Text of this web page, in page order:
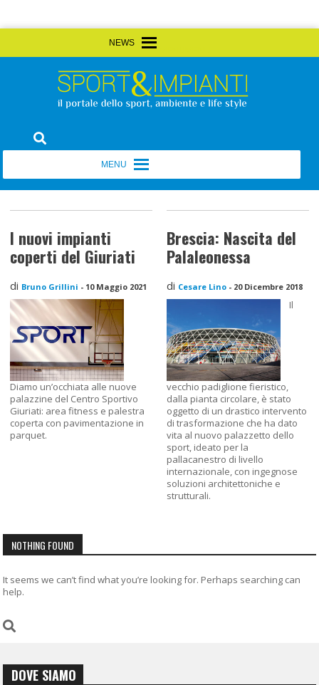
to
Sport&Impianti
I nuovi impianti
coperti del Giuriati
di Bruno Grillini - 10 Maggio 2021
Diamo un’occhiata alle nuove
palazzine del Centro Sportivo
Giuriati: area fitness e palestra
coperta con pavimentazione in
parquet.
Brescia: Nascita del
Palaleonessa
di Cesare Lino - 20 Dicembre 2018
Il
vecchio padiglione fieristico,
dalla pianta circolare, è stato
oggetto di un drastico intervento
di trasformazione che ha dato
vita al nuovo palazzetto dello
sport, ideato per la
pallacanestro di livello
internazionale, con ingegnose
soluzioni architettoniche e
strutturali.
NOTHING FOUND
It seems we can’t find what you’re looking for. Perhaps searching can
help.
DOVE SIAMO